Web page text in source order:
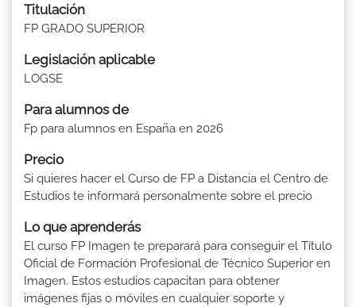
Titulación
FP GRADO SUPERIOR
Legislación aplicable
LOGSE
Para alumnos de
Fp para alumnos en España en 2026
Precio
Si quieres hacer el Curso de FP a Distancia el Centro de
Estudios te informará personalmente sobre el precio
Lo que aprenderás
El curso FP Imagen te preparará para conseguir el Título
Oficial de Formación Profesional de Técnico Superior en
Imagen. Estos estudios capacitan para obtener
imágenes fijas o móviles en cualquier soporte y